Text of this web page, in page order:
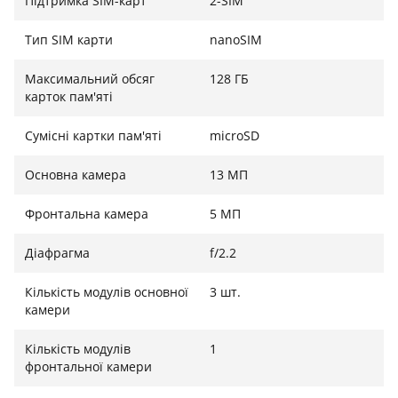
Основна камера Samsung S5K3L2 13Мп + 2Мп + 2Мп
безпечне розблокування по обличчю одним
МП. (Задня камера Samsung S5K3L2 13Мп + 2Мп +
Тип SIM карти nanoSIM
Максимальний обсяг
карток пам'яті
128 ГБ
Сумісні картки пам'яті microSD
Основна камера 13 МП
Фронтальна камера 5 МП
Діафрагма f/2.2
Кількість модулів основної
камери
3 шт.
Кількість модулів
фронтальної камери
1